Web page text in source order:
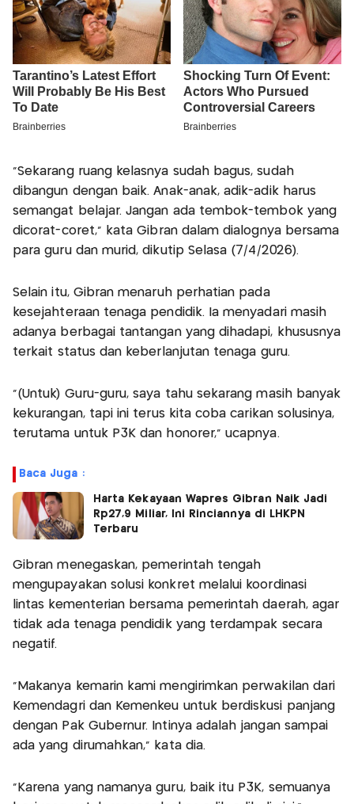
“Sekarang ruang kelasnya sudah bagus, sudah
dibangun dengan baik. Anak-anak, adik-adik harus
semangat belajar. Jangan ada tembok-tembok yang
dicorat-coret,” kata Gibran dalam dialognya bersama
para guru dan murid, dikutip Selasa (7/4/2026).
Selain itu, Gibran menaruh perhatian pada
kesejahteraan tenaga pendidik. Ia menyadari masih
adanya berbagai tantangan yang dihadapi, khususnya
terkait status dan keberlanjutan tenaga guru.
“(Untuk) Guru-guru, saya tahu sekarang masih banyak
kekurangan, tapi ini terus kita coba carikan solusinya,
terutama untuk P3K dan honorer,” ucapnya.
Baca Juga :
Harta Kekayaan Wapres Gibran Naik Jadi
Rp27,9 Miliar, Ini Rinciannya di LHKPN
Terbaru
Gibran menegaskan, pemerintah tengah
mengupayakan solusi konkret melalui koordinasi
lintas kementerian bersama pemerintah daerah, agar
tidak ada tenaga pendidik yang terdampak secara
negatif.
“Makanya kemarin kami mengirimkan perwakilan dari
Kemendagri dan Kemenkeu untuk berdiskusi panjang
dengan Pak Gubernur. Intinya adalah jangan sampai
ada yang dirumahkan,” kata dia.
“Karena yang namanya guru, baik itu P3K, semuanya